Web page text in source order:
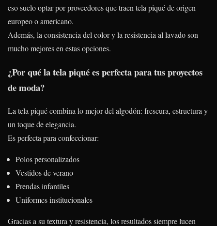
eso suelo optar por proveedores que traen tela piqué de origen
europeo o americano.
Además, la consistencia del color y la resistencia al lavado son
mucho mejores en estas opciones.
¿Por qué la tela piqué es perfecta para tus proyectos
de moda?
La tela piqué combina lo mejor del algodón: frescura, estructura y
un toque de elegancia.
Es perfecta para confeccionar:
Polos personalizados
Vestidos de verano
Prendas infantiles
Uniformes institucionales
Gracias a su textura y resistencia, los resultados siempre lucen